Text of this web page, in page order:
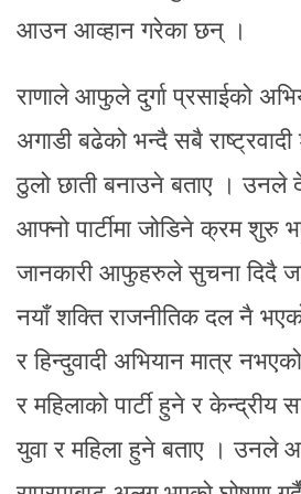
आउन आव्हान गरेका छन् ।
राणाले आफुले दुर्गा प्रसाईको
अगाडी बढेको भन्दै सबै
ठुलो छाती बनाउने बताए । उनले
आफ्नो पार्टीमा जोडिने क्रम शुरु
जानकारी आफुहरुले सुचना दिदै
नयाँ शक्ति राजनीतिक दल नै
र हिन्दुवादी अभियान मात्र नभएको
र महिलाको पार्टी हुने र केन्द्रीय
युवा र महिला हुने बताए ।